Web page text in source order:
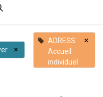
×
ADRESS
Accueil
individuel
×